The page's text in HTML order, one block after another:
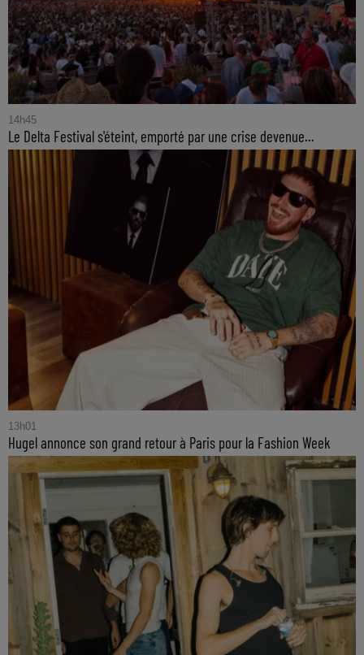
14h45
Le Delta Festival s'éteint, emporté par une crise devenue...
13h01
Hugel annonce son grand retour à Paris pour la Fashion Week